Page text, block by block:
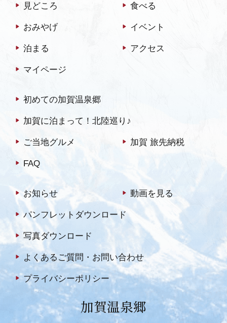
見どころ 食べる
おみやげ イベント
泊まる アクセス
マイページ
初めての加賀温泉郷
加賀に泊まって！北陸巡り♪
ご当地グルメ 加賀 旅先納税
FAQ
お知らせ 動画を見る
パンフレットダウンロード
写真ダウンロード
よくあるご質問・お問い合わせ
プライバシーポリシー
加賀温泉郷